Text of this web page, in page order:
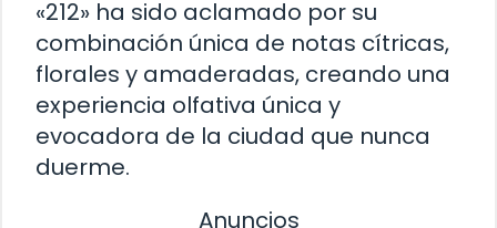
«212» ha sido aclamado por su
combinación única de notas cítricas,
florales y amaderadas, creando una
experiencia olfativa única y
evocadora de la ciudad que nunca
duerme.
Anuncios